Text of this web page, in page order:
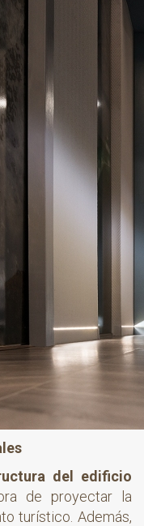
del edificio
de proyectar la
turístico. Además,